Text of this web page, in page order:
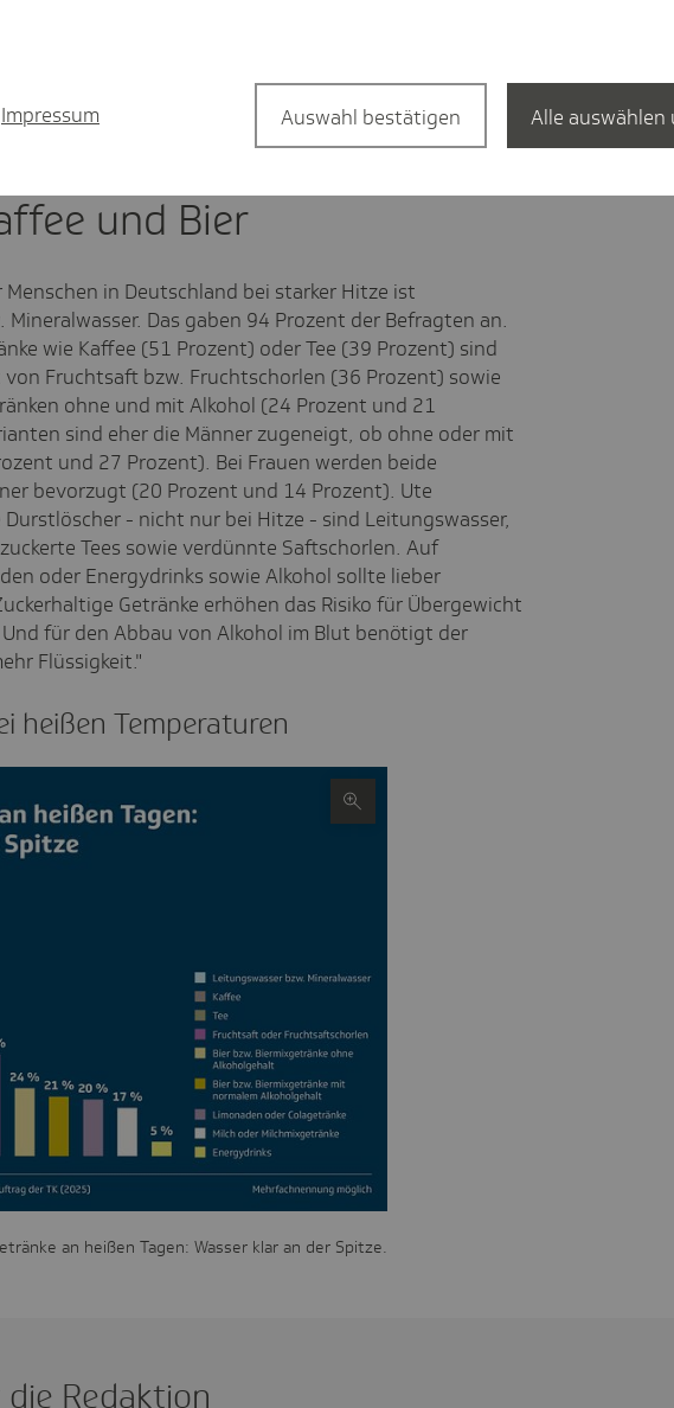
ab 60 Jahren trinken an heißen Tagen zu
Durstlöscher bei Hitze:
und Bier
in Deutschland bei starker Hitze ist
Mineralwasser. Das gaben 94 Prozent der Befragten an.
wie Kaffee (51 Prozent) oder Tee (39 Prozent) sind
Fruchtsaft bzw. Fruchtschorlen (36 Prozent) sowie
ohne und mit Alkohol (24 Prozent und 21
sind eher die Männer zugeneigt, ob ohne oder mit
und 27 Prozent). Bei Frauen werden beide
bevorzugt (20 Prozent und 14 Prozent). Ute
Durstlöscher - nicht nur bei Hitze - sind Leitungswasser,
Tees sowie verdünnte Saftschorlen. Auf
oder Energydrinks sowie Alkohol sollte lieber
Getränke erhöhen das Risiko für Übergewicht
für den Abbau von Alkohol im Blut benötigt der
Flüssigkeit."
heißen Tempe­ra­turen
an heißen Tagen: Wasser klar an der Spitze.
Redaktion
Impressum Auswahl bestätigen Alle auswählen